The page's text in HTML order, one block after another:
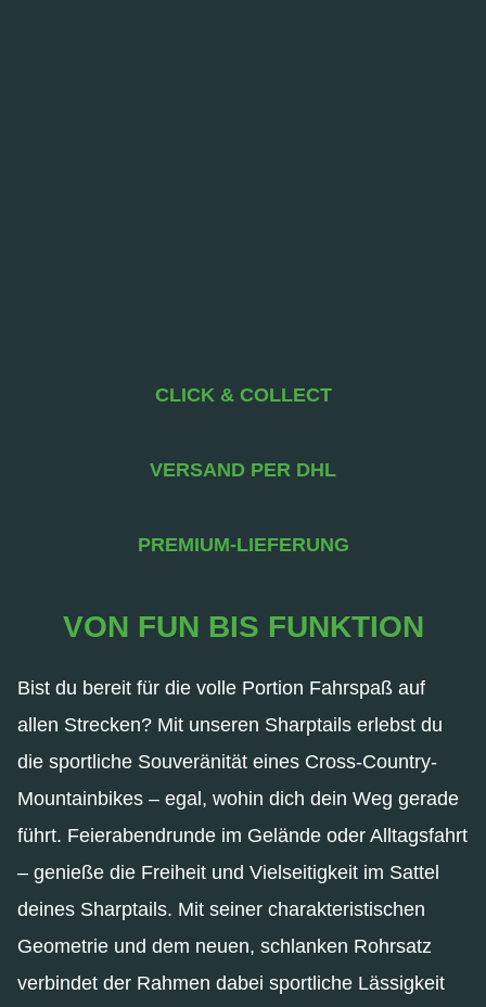
CLICK & COLLECT
VERSAND PER DHL
PREMIUM-LIEFERUNG
VON FUN BIS FUNKTION
Bist du bereit für die volle Portion Fahrspaß auf
allen Strecken? Mit unseren Sharptails erlebst du
die sportliche Souveränität eines Cross-Country-
Mountainbikes – egal, wohin dich dein Weg gerade
führt. Feierabendrunde im Gelände oder Alltagsfahrt
– genieße die Freiheit und Vielseitigkeit im Sattel
deines Sharptails. Mit seiner charakteristischen
Geometrie und dem neuen, schlanken Rohrsatz
verbindet der Rahmen dabei sportliche Lässigkeit